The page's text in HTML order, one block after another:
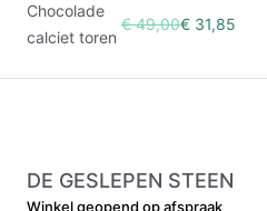
Chocolade
calciet toren
€ 49,00€ 31,85
DE GESLEPEN STEEN
Winkel geopend op afspraak